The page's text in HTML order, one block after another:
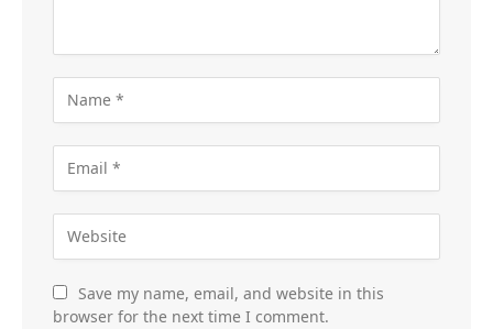
Save my name, email, and website in this
browser for the next time I comment.